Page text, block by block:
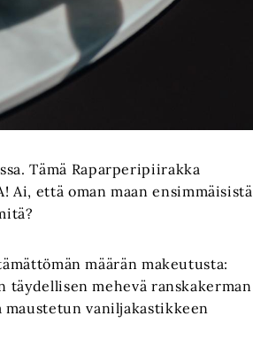
Tämä Raparperipiirakka
Ai, että oman maan ensimmäisistä
määrän makeutusta:
täydellisen mehevä ranskakerman
maustetun vaniljakastikkeen